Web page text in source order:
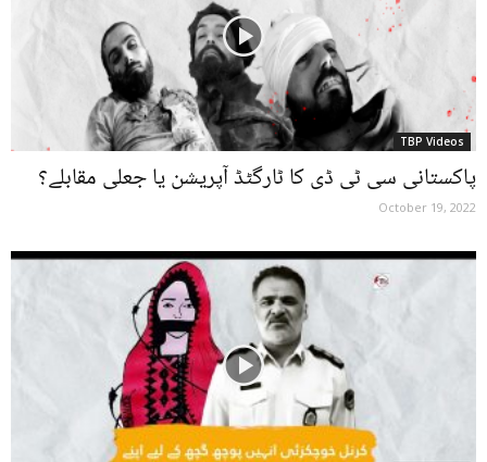
TBP Videos
پاکستانی سی ٹی ڈی کا ٹارگٹڈ آپریشن یا جعلی مقابلے؟
October 19, 2022